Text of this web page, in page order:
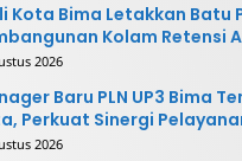
Kota Bima Letakkan Batu
Kolam Retensi
2026
Baru PLN UP3 Bima
Perkuat Sinergi
2026